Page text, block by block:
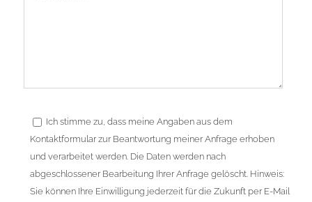
Ich stimme zu, dass meine Angaben aus dem
Kontaktformular zur Beantwortung meiner Anfrage erhoben
und verarbeitet werden. Die Daten werden nach
abgeschlossener Bearbeitung Ihrer Anfrage gelöscht. Hinweis:
Sie können Ihre Einwilligung jederzeit für die Zukunft per E-Mail